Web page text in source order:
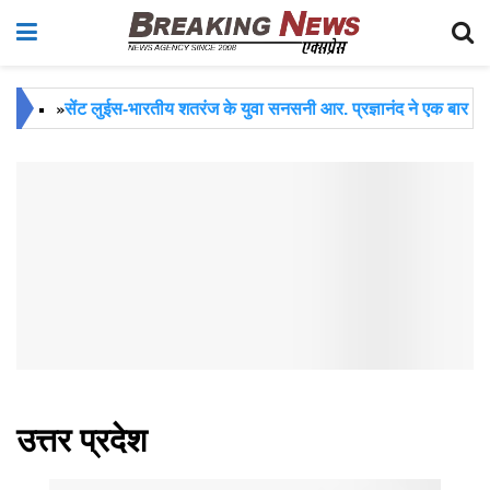
»सेंट लुईस-भारतीय शतरंज के युवा सनसनी आर. प्रज्ञानंद ने एक बार
दिग्गज कंपनी मेटा (Meta)
उत्तर प्रदेश